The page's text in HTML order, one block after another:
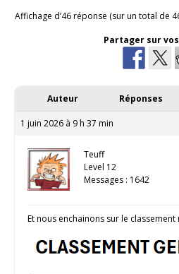
Affichage d’46 réponse (sur un total de
Partager sur
Auteur Réponses
1 juin 2026 à 9 h 37 min
Teuff
Level 12
Messages : 1642
Et nous enchainons sur le